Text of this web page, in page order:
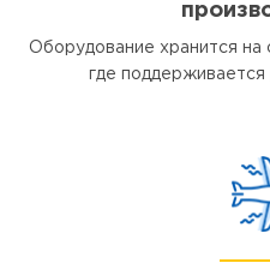
Оборудование хранится на
где поддерживается